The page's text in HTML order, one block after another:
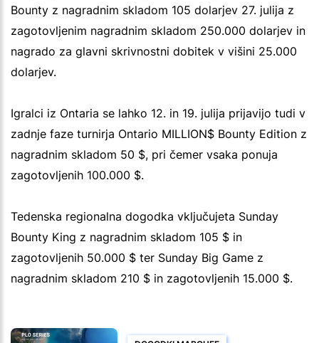
Bounty z nagradnim skladom 105 dolarjev 27. julija z
zagotovljenim nagradnim skladom 250.000 dolarjev in
nagrado za glavni skrivnostni dobitek v višini 25.000
dolarjev.
Igralci iz Ontaria se lahko 12. in 19. julija prijavijo tudi v
zadnje faze turnirja Ontario MILLION$ Bounty Edition z
nagradnim skladom 50 $, pri čemer vsaka ponuja
zagotovljenih 100.000 $.
Tedenska regionalna dogodka vključujeta Sunday
Bounty King z nagradnim skladom 105 $ in
zagotovljenih 50.000 $ ter Sunday Big Game z
nagradnim skladom 210 $ in zagotovljenih 15.000 $.